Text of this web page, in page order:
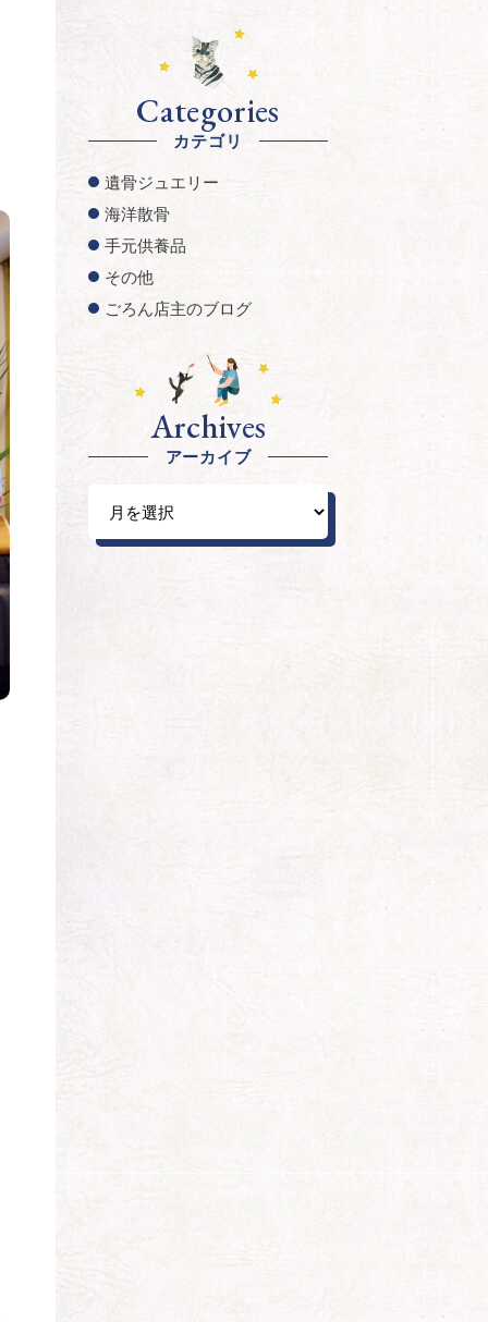
Categories
カテゴリ
遺骨ジュエリー
海洋散骨
手元供養品
その他
ごろん店主のブログ
Archives
アーカイブ